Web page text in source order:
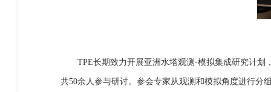
TPE长期致力开展亚洲水塔观测-模拟集成研究计划
共50余人参与研讨。参会专家从观测和模拟角度进行分